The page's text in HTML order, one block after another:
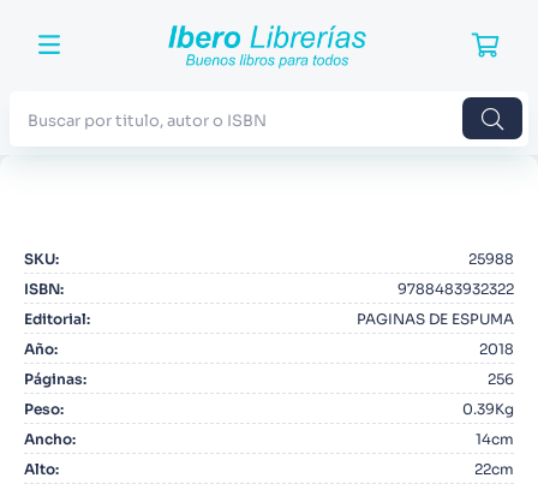
SKU:
25988
ISBN:
9788483932322
Editorial:
PAGINAS DE ESPUMA
Año:
2018
Páginas:
256
Peso:
0.39Kg
Ancho:
14cm
Alto: 22cm
2. Blue Lock
3. Jujutsu Kaisen
4. Odisea
5. Manga
6. Stephen King
7. Iliada